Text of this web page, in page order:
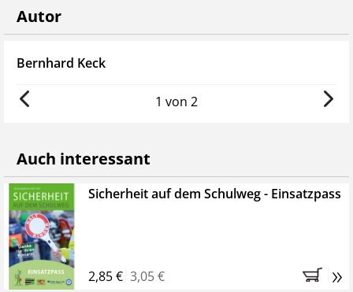
Autor
Bernhard Keck
1 von 2
Auch interessant
Sicherheit auf dem Schulweg - Einsatzpass
2,85 € 3,05 € »